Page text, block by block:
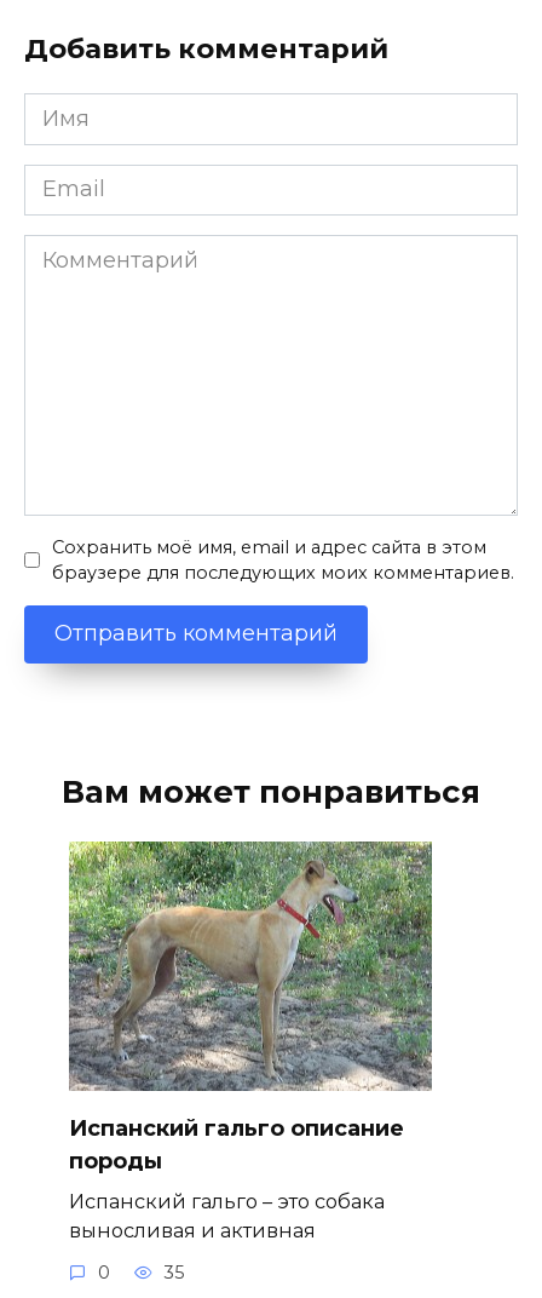
Добавить комментарий
Имя
*
Email
*
Комментарий
Сохранить моё имя, email и адрес сайта в этом
браузере для последующих моих комментариев.
Вам может понравиться
Испанский гальго описание
породы
Испанский гальго – это собака
выносливая и активная
0 35